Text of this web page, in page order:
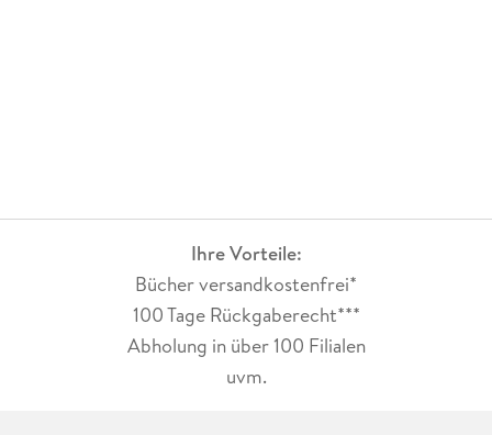
Ihre Vorteile:
Bücher versandkostenfrei*
100 Tage Rückgaberecht***
Abholung in über 100 Filialen
uvm.